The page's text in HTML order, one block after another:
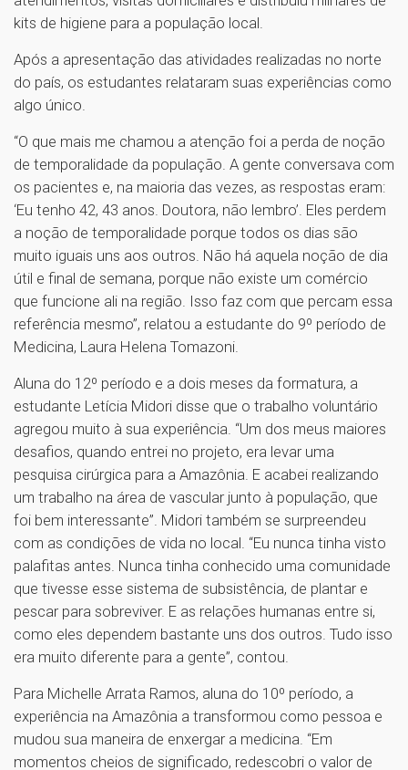
kits de higiene para a população local.
Após a apresentação das atividades realizadas no norte
do país, os estudantes relataram suas experiências como
algo único.
“O que mais me chamou a atenção foi a perda de noção
de temporalidade da população. A gente conversava com
os pacientes e, na maioria das vezes, as respostas eram:
‘Eu tenho 42, 43 anos. Doutora, não lembro’. Eles perdem
a noção de temporalidade porque todos os dias são
muito iguais uns aos outros. Não há aquela noção de dia
útil e final de semana, porque não existe um comércio
que funcione ali na região. Isso faz com que percam essa
referência mesmo”, relatou a estudante do 9º período de
Medicina, Laura Helena Tomazoni.
Aluna do 12º período e a dois meses da formatura, a
estudante Letícia Midori disse que o trabalho voluntário
agregou muito à sua experiência. “Um dos meus maiores
desafios, quando entrei no projeto, era levar uma
pesquisa cirúrgica para a Amazônia. E acabei realizando
um trabalho na área de vascular junto à população, que
foi bem interessante”. Midori também se surpreendeu
com as condições de vida no local. “Eu nunca tinha visto
palafitas antes. Nunca tinha conhecido uma comunidade
que tivesse esse sistema de subsistência, de plantar e
pescar para sobreviver. E as relações humanas entre si,
como eles dependem bastante uns dos outros. Tudo isso
era muito diferente para a gente”, contou.
Para Michelle Arrata Ramos, aluna do 10º período, a
experiência na Amazônia a transformou como pessoa e
mudou sua maneira de enxergar a medicina. “Em
momentos cheios de significado, redescobri o valor de